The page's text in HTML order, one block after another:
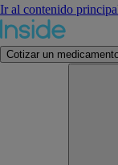
Ir al contenido
Cotizar un